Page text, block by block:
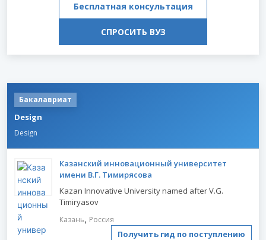
Бесплатная консультация
СПРОСИТЬ ВУЗ
Бакалавриат
Design
Design
Казанский инновационный университет
имени В.Г. Тимирясова
Kazan Innovative University named after V.G.
Timiryasov
Казань, Россия
Получить гид по поступлению